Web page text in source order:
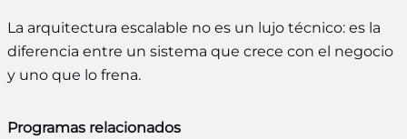
La arquitectura escalable no es un lujo técnico: es la
diferencia entre un sistema que crece con el negocio
y uno que lo frena.
Programas relacionados